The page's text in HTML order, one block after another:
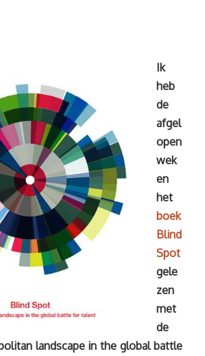
Ik
heb
de
afgel
open
wek
en
het
boek
Blind
Spot
gele
zen
met
de
landscape in the global battle